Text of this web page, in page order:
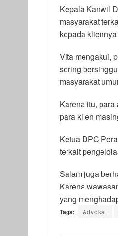
Kepala Kanwil
masyarakat
kepada
Vita mengakui,
sering
masyarakat
Karena itu,
para klien
Ketua DPC
terkait
Salam juga
Karena
yang
Tags: Advokat